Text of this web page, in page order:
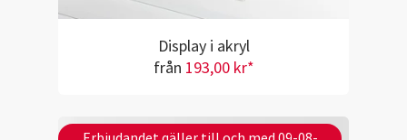
Display i akryl
från 193,00 kr*